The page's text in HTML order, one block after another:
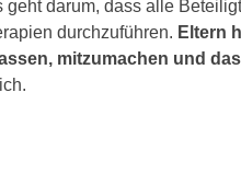
geht darum, dass alle
durchzuführen. Eltern
mitzumachen und